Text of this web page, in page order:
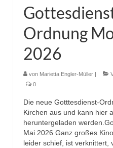
Ordnung
2026
von Marietta Engler-Müller
0
Die neue Gotttesdienst-
Kirchen aus und kann hier
heruntergeladen
Mai 2026 Ganz großes
leider schief, ist verknittert,